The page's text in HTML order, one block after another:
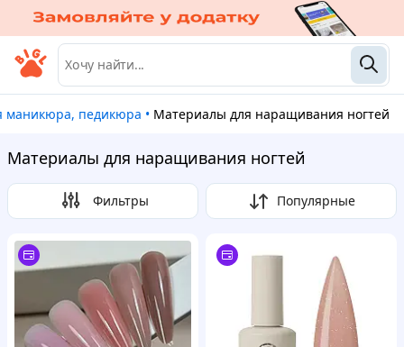
маникюра, педикюра • Материалы для наращивания ногтей
Материалы для наращивания ногтей
Фильтры Популярные